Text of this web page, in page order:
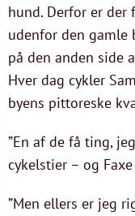
hund. Derfor er
udenfor den gamle
på den anden side
Hver dag cykler
byens pittoreske
”En af de få ting,
cykelstier – og
”Men ellers er jeg